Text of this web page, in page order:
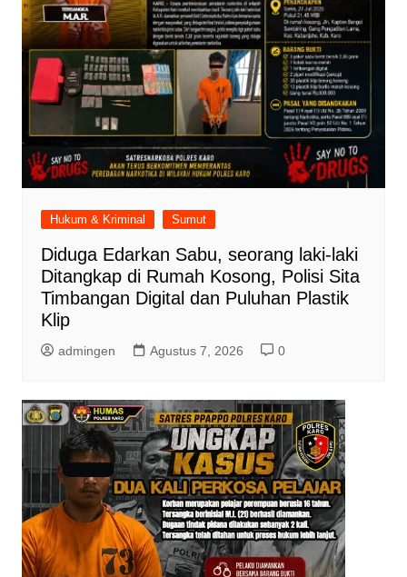
Hukum & Kriminal Sumut
Diduga Edarkan Sabu, seorang laki-laki
Ditangkap di Rumah Kosong, Polisi Sita
Timbangan Digital dan Puluhan Plastik
Klip
admingen Agustus 7, 2026 0